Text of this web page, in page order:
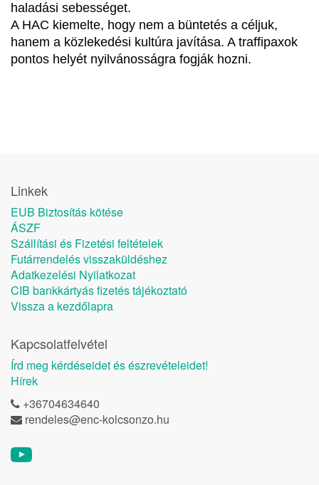
haladási sebességet.
A HAC kiemelte, hogy nem a büntetés a céljuk,
hanem a közlekedési kultúra javítása. A traffipaxok
pontos helyét nyilvánosságra fogják hozni.
Linkek
EUB Biztosítás kötése
ÁSZF
Szállítási és Fizetési feltételek
Futárrendelés visszaküldéshez
Adatkezelési Nyilatkozat
CIB bankkártyás fizetés tájékoztató
Vissza a kezdőlapra
Kapcsolatfelvétel
Írd meg kérdéseidet és észrevételeidet!
Hírek
+36704634640
rendeles@enc-kolcsonzo.hu